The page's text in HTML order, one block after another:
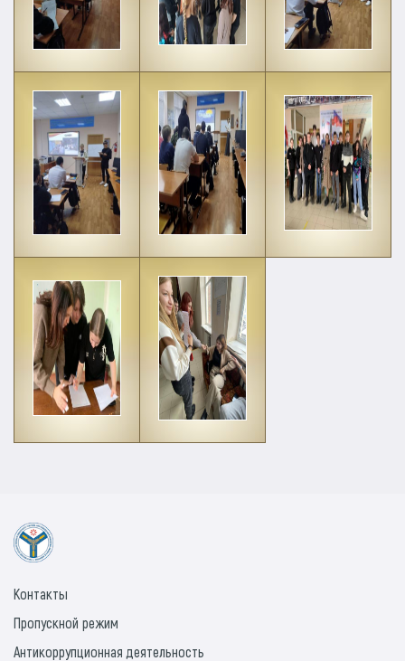
Контакты
Пропускной режим
Антикоррупционная деятельность